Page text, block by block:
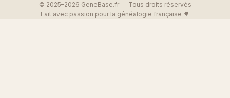
© 2025–2026 GeneBase.fr — Tous droits réservés
Fait avec passion pour la généalogie française 🌳